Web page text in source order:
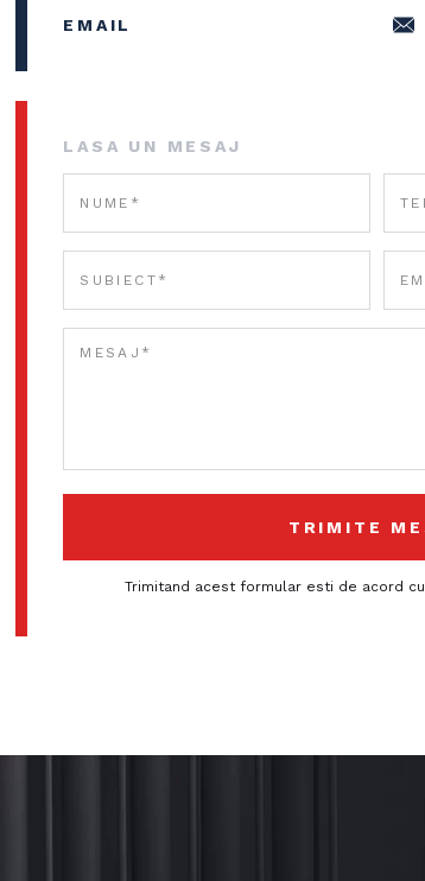
EMAIL
LASA UN MESAJ
Trimitand acest formular esti de acord cu